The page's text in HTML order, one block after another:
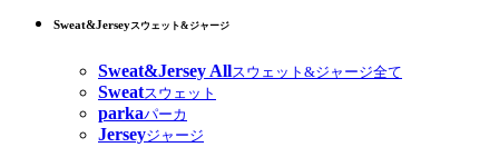
Sweat&Jerseyスウェット&ジャージ
Sweat&Jersey Allスウェット&ジャージ全て
Sweatスウェット
parkaパーカ
Jerseyジャージ